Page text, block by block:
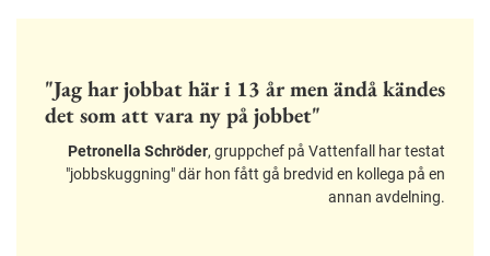
"Jag har jobbat här i 13 år men ändå kändes
det som att vara ny på jobbet"
Petronella Schröder, gruppchef på Vattenfall har testat
"jobbskuggning" där hon fått gå bredvid en kollega på en
annan avdelning.